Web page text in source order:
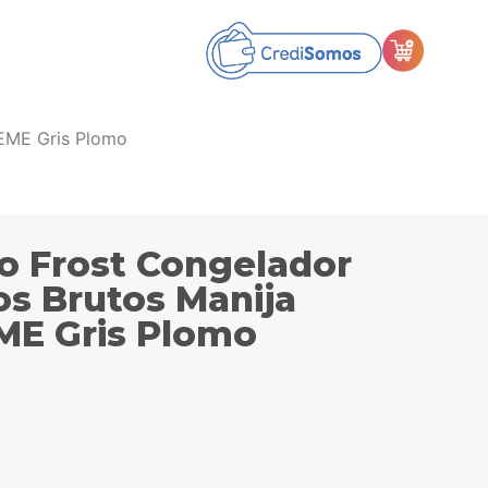
Gris Plomo
Frost Congelador
Brutos Manija
Gris Plomo